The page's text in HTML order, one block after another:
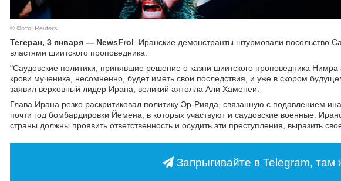
© Фото: Reuters
Тегеран, 3 января — NewsFrol . Иранские демонстранты штурмовали посольство
властями шиитского проповедника.
"Саудовские политики, принявшие решение о казни шиитского проповедника
крови мученика, несомненно, будет иметь свои последствия, и уже в скором
заявил верховный лидер Ирана, великий аятолла Али Хаменеи.
Глава Ирана резко раскритиковал политику Эр-Рияда, связанную с подавлением
почти год бомбардировки Йемена, в которых участвуют и саудовские военные.
страны должны проявить ответственность и осудить эти преступления, выразить
Запрыгивайте в Telegram, там